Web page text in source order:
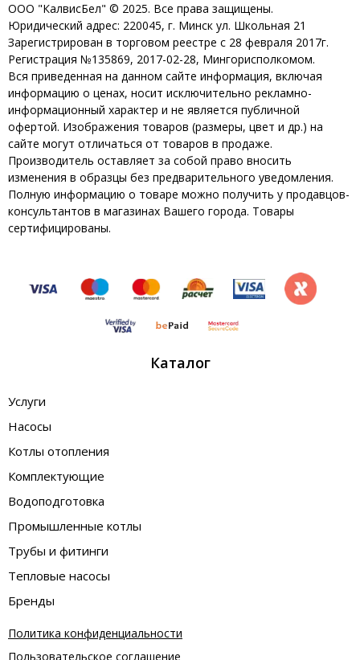
ООО "КалвисБел" © 2025. Все права защищены.
Юридический адрес: 220045, г. Минск ул. Школьная 21
Зарегистрирован в торговом реестре с 28 февраля 2017г.
Регистрация №135869, 2017-02-28, Мингорисполкомом.
Вся приведенная на данном сайте информация, включая
информацию о ценах, носит исключительно рекламно-
информационный характер и не является публичной
офертой. Изображения товаров (размеры, цвет и др.) на
сайте могут отличаться от товаров в продаже.
Производитель оставляет за собой право вносить
изменения в образцы без предварительного уведомления.
Полную информацию о товаре можно получить у продавцов-
консультантов в магазинах Вашего города. Товары
сертифицированы.
Каталог
Услуги
Насосы
Котлы отопления
Комплектующие
Водоподготовка
Промышленные котлы
Трубы и фитинги
Тепловые насосы
Бренды
Политика конфиденциальности
Пользовательское соглашение